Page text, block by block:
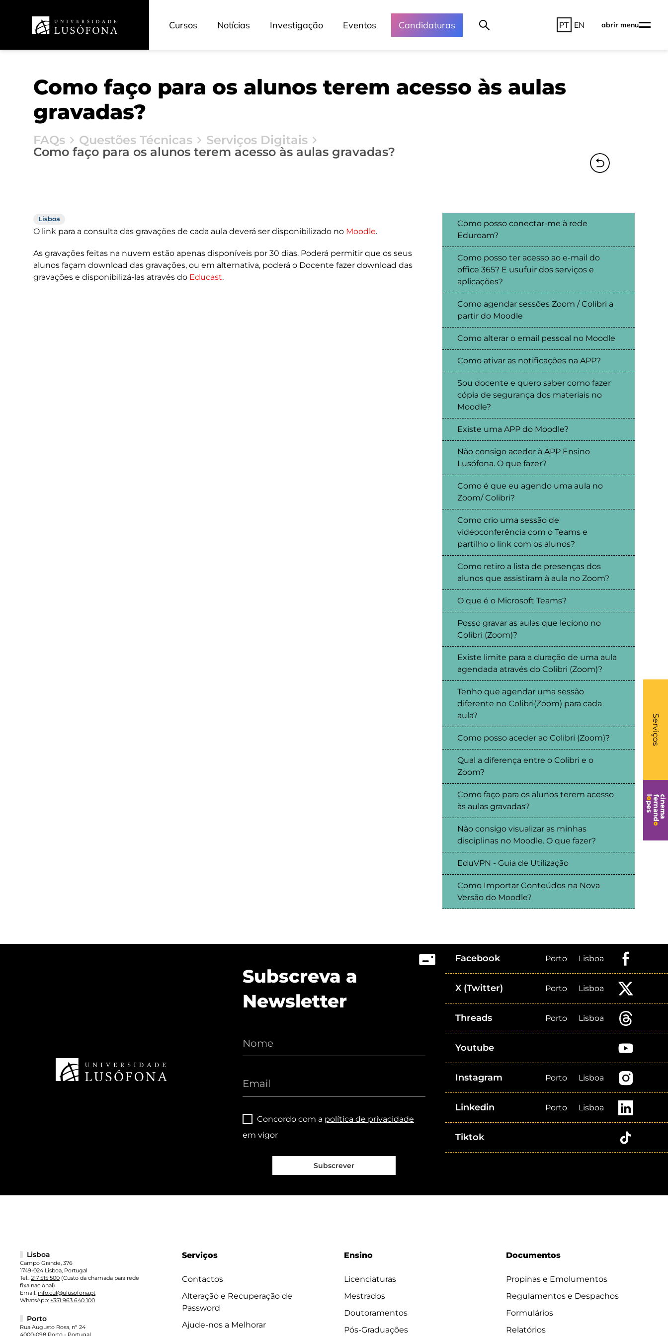
Cursos Notícias Investigação Eventos Candidaturas PT EN abrir menu
Serviços
-
Como faço para os alunos terem acesso às aulas
gravadas?
FAQs Questões Técnicas
Serviços Digitais
Como faço para os alunos terem acesso às aulas gravadas?
Lisboa
O link para a consulta das gravações de cada aula deverá ser disponibilizado no Moodle.
As gravações feitas na nuvem estão apenas disponíveis por 30 dias. Poderá permitir que os seus
alunos façam download das gravações, ou em alternativa, poderá o Docente fazer download das
gravações e disponibilizá-las através do Educast.
Como posso conectar-me à rede
Eduroam?
Como posso ter acesso ao e-mail do
office 365? E usufuir dos serviços e
aplicações?
Como agendar sessões Zoom / Colibri a
partir do Moodle
Como alterar o email pessoal no Moodle
Como ativar as notificações na APP?
Sou docente e quero saber como fazer
cópia de segurança dos materiais no
Moodle?
Existe uma APP do Moodle?
Não consigo aceder à APP Ensino
Lusófona. O que fazer?
Como é que eu agendo uma aula no
Zoom/ Colibri?
Como crio uma sessão de
videoconferência com o Teams e
partilho o link com os alunos?
Como retiro a lista de presenças dos
alunos que assistiram à aula no Zoom?
O que é o Microsoft Teams?
Posso gravar as aulas que leciono no
Colibri (Zoom)?
Existe limite para a duração de uma aula
agendada através do Colibri (Zoom)?
Tenho que agendar uma sessão
diferente no Colibri(Zoom) para cada
aula?
Como posso aceder ao Colibri (Zoom)?
Qual a diferença entre o Colibri e o
Zoom?
Como faço para os alunos terem acesso
às aulas gravadas?
Não consigo visualizar as minhas
disciplinas no Moodle. O que fazer?
EduVPN - Guia de Utilização
Como Importar Conteúdos na Nova
Versão do Moodle?
Subscreva a
Newsletter
Concordo com a política de privacidade
em vigor
Subscrever
Facebook Porto Lisboa
X (Twitter) Porto Lisboa
Threads Porto Lisboa
Youtube
Instagram Porto Lisboa
Linkedin Porto Lisboa
Tiktok
Serviços
Contactos
Alteração e Recuperação de
Password
Ajude-nos a Melhorar
Ensino
Licenciaturas
Mestrados
Doutoramentos
Pós-Graduações
Documentos
Propinas e Emolumentos
Regulamentos e Despachos
Formulários
Relatórios
Lisboa
Campo Grande, 376
1749-024 Lisboa, Portugal
Tel.: 217 515 500 (Custo da chamada para rede
fixa nacional)
Email: info.cul@ulusofona.pt
WhatsApp: +351 963 640 100
Porto
Rua Augusto Rosa, nº 24
4000-098 Porto - Portugal